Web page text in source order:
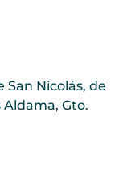
San Nicolás, de
Aldama, Gto.